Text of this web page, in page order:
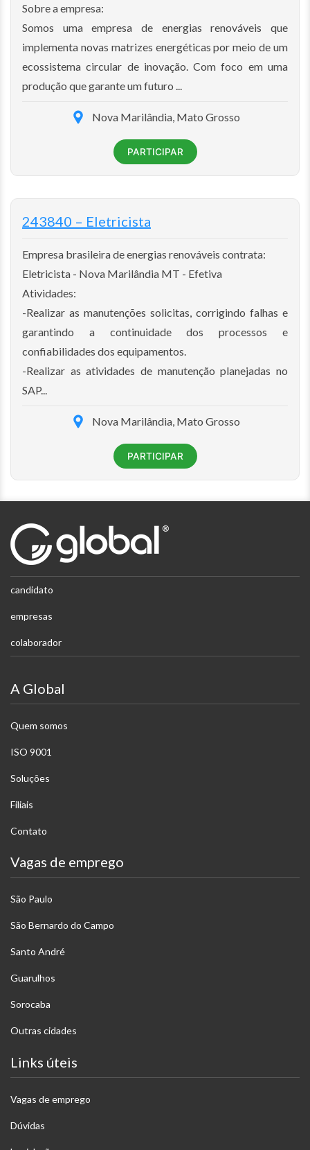
Sobre a empresa:
Somos uma empresa de energias renováveis que
implementa novas matrizes energéticas por meio de um
ecossistema circular de inovação. Com foco em uma
produção que garante um futuro ...
Nova Marilândia, Mato Grosso
PARTICIPAR
243840 – Eletricista
Empresa brasileira de energias renováveis contrata:
Eletricista - Nova Marilândia MT - Efetiva
Atividades:
-Realizar as manutenções solicitas, corrigindo falhas e
garantindo a continuidade dos processos e
confiabilidades dos equipamentos.
-Realizar as atividades de manutenção planejadas no
SAP...
Nova Marilândia, Mato Grosso
PARTICIPAR
candidato
empresas
colaborador
A Global
Quem somos
ISO 9001
Soluções
Filiais
Contato
Vagas de emprego
São Paulo
São Bernardo do Campo
Santo André
Guarulhos
Sorocaba
Outras cidades
Links úteis
Vagas de emprego
Dúvidas